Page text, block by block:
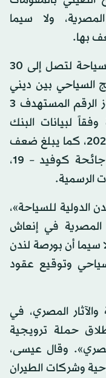
ولا سيما
بها.
وتأمل مصر زيادة عائدات قطاع السياحة لتصل إلى 30
السياحي بين ديني
وعلاجي وثقافي وشاطئي. ويتجاوز الرقم المستهدف 3
وفقاً لبيانات البنك
المركزي نحو 8.9 مليار دولار عام 2021، كما يبلغ ضعف
عائدات السياحة عام 2019 قبل جائحة كوفيد – 19،
للسياحة»،
في إنعاش
سيما أن بورصة لندن
وتوقيع عقود
المصري، في
حملة ترويجية
وقال عيسى،
وشركات الطيران